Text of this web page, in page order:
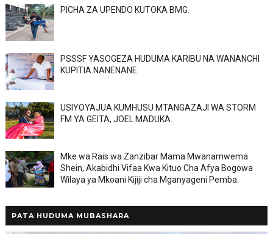
PICHA ZA UPENDO KUTOKA BMG.
PSSSF YASOGEZA HUDUMA KARIBU NA WANANCHI
KUPITIA NANENANE
USIYOYAJUA KUMHUSU MTANGAZAJI WA STORM
FM YA GEITA, JOEL MADUKA.
Mke wa Rais wa Zanzibar Mama Mwanamwema
Shein, Akabidhi Vifaa Kwa Kituo Cha Afya Bogowa
Wilaya ya Mkoani Kijiji cha Mganyageni Pemba.
PATA HUDUMA MUBASHARA